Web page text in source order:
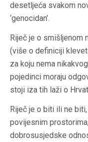
desetljeća svakom
‘genocidan’.
Riječ je o smišljenom
(više o definiciji
za koju nema
pojedinci moraju
stoji iza tih laži o
Riječ je o biti ili ne
povijesnim
dobrosusjedske